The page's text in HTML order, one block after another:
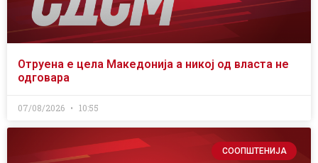
Отруена е цела Македонија а никој од власта не
одговара
07/08/2026 10:55
СООПШТЕНИЈА